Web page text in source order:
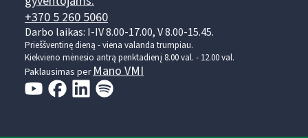
+370 5 260 5060
Darbo laikas: I-IV 8.00-17.00, V 8.00-15.45.
Prieššventinę dieną - viena valanda trumpiau.
Kiekvieno mėnesio antrą penktadienį 8.00 val. - 12.00 val.
Paklausimas per Mano VMI